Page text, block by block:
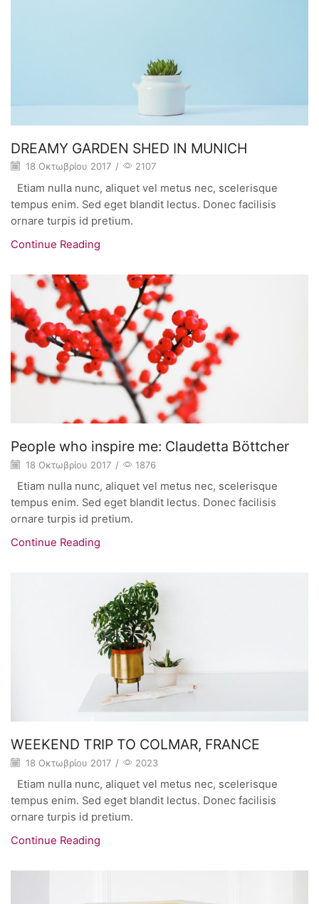
DREAMY GARDEN SHED IN MUNICH
18 Οκτωβρίου 2017 / 2107
Etiam nulla nunc, aliquet vel metus nec, scelerisque
tempus enim. Sed eget blandit lectus. Donec facilisis
ornare turpis id pretium.
Continue Reading
People who inspire me: Claudetta Böttcher
18 Οκτωβρίου 2017 / 1876
Etiam nulla nunc, aliquet vel metus nec, scelerisque
tempus enim. Sed eget blandit lectus. Donec facilisis
ornare turpis id pretium.
Continue Reading
WEEKEND TRIP TO COLMAR, FRANCE
18 Οκτωβρίου 2017 / 2023
Etiam nulla nunc, aliquet vel metus nec, scelerisque
tempus enim. Sed eget blandit lectus. Donec facilisis
ornare turpis id pretium.
Continue Reading